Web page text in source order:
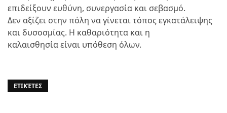
επιδείξουν ευθύνη, συνεργασία και σεβασμό.
Δεν αξίζει στην πόλη να γίνεται τόπος εγκατάλειψης
και δυσοσμίας. Η καθαριότητα και η
καλαισθησία είναι υπόθεση όλων.
ΕΤΙΚΈΤΕΣ